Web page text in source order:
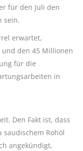
für den Juli den
sein.
erwartet,
den 45 Millionen
für die
in
Den Fakt ist, dass
Rohöl
angekündigt,